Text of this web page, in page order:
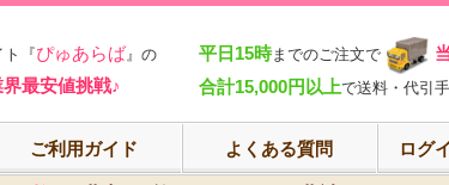
ト『ぴゅあらば』の
最安値挑戦♪
平日15時までのご注文で
合計15,000円以上で送料・代引
ご利用ガイド よくある質問 ログ